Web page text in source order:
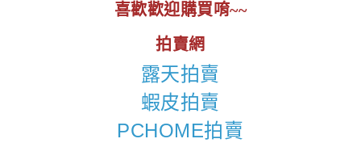
喜歡歡迎購買唷~~
拍賣網
露天拍賣
蝦皮拍賣
PCHOME拍賣